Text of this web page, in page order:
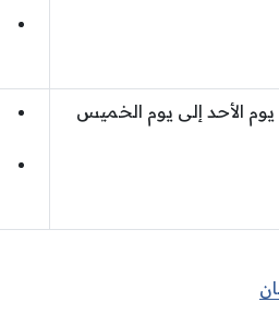
الأحد إلى يوم الخميس